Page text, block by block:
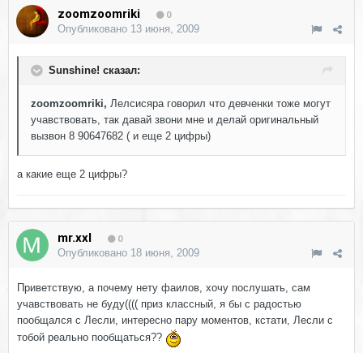
zoomzoomriki 0
Опубликовано 13 июня, 2009
Sunshine! сказал:
zoomzoomriki, Лелсисяра говорил что девченки тоже могут
учавствовать, так давай звони мне и делай оригинальный
вызвон 8 90647682 ( и еще 2 цифры)
а какие еще 2 цифры?
mr.xxl 0
Опубликовано 18 июня, 2009
Приветствую, а почему нету фаилов, хочу послушать, сам
учавствовать не буду(((( приз классный, я бы с радостью
пообщался с Лесли, интересно пару моментов, кстати, Лесли с
тобой реально пообщаться??